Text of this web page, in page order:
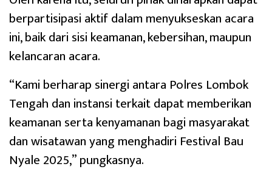
berpartisipasi aktif dalam menyukseskan acara
ini, baik dari sisi keamanan, kebersihan, maupun
kelancaran acara.
“Kami berharap sinergi antara Polres Lombok
Tengah dan instansi terkait dapat memberikan
keamanan serta kenyamanan bagi masyarakat
dan wisatawan yang menghadiri Festival Bau
Nyale 2025,” pungkasnya.